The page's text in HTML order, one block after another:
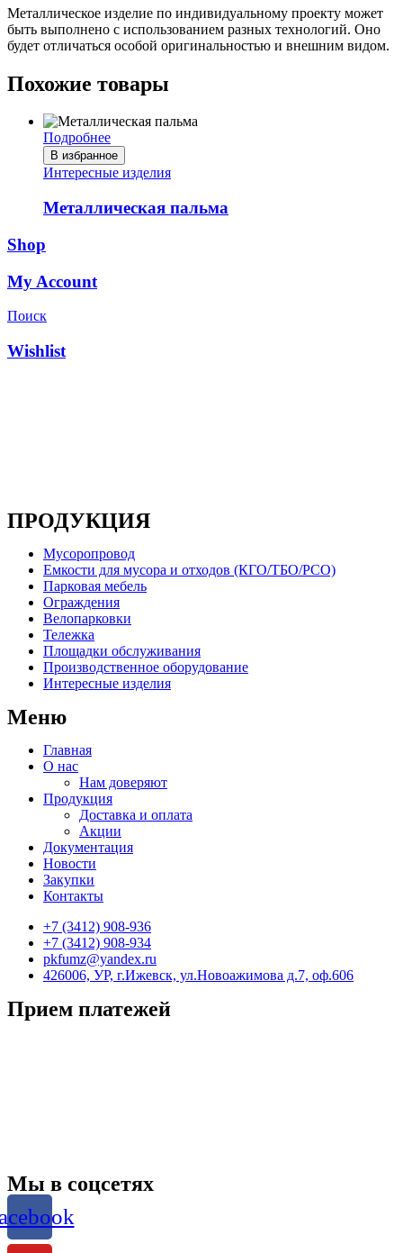
Металлическое изделие по индивидуальному проекту может
быть выполнено с использованием разных технологий. Оно
будет отличаться особой оригинальностью и внешним видом.
Похожие товары
Подробнее
В избранное
Интересные изделия
Металлическая пальма
Shop
My Account
Поиск
Wishlist
ПРОДУКЦИЯ
Мусоропровод
Емкости для мусора и отходов (КГО/ТБО/РСО)
Парковая мебель
Ограждения
Велопарковки
Тележка
Площадки обслуживания
Производственное оборудование
Интересные изделия
Меню
Главная
О нас
Нам доверяют
Продукция
Доставка и оплата
Акции
Документация
Новости
Закупки
Контакты
+7 (3412) 908-936
+7 (3412) 908-934
pkfumz@yandex.ru
426006, УР, г.Ижевск, ул.Новоажимова д.7, оф.606
Прием платежей
Мы в соцсетях